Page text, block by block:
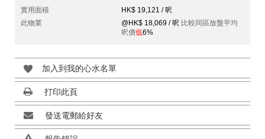
實用面積
HK$ 19,121 / 呎
此物業
@HK$ 18,069 / 呎 比較同區放盤平均
呎價低6%
加入到我的心水名單
打印此頁
發送電郵給好友